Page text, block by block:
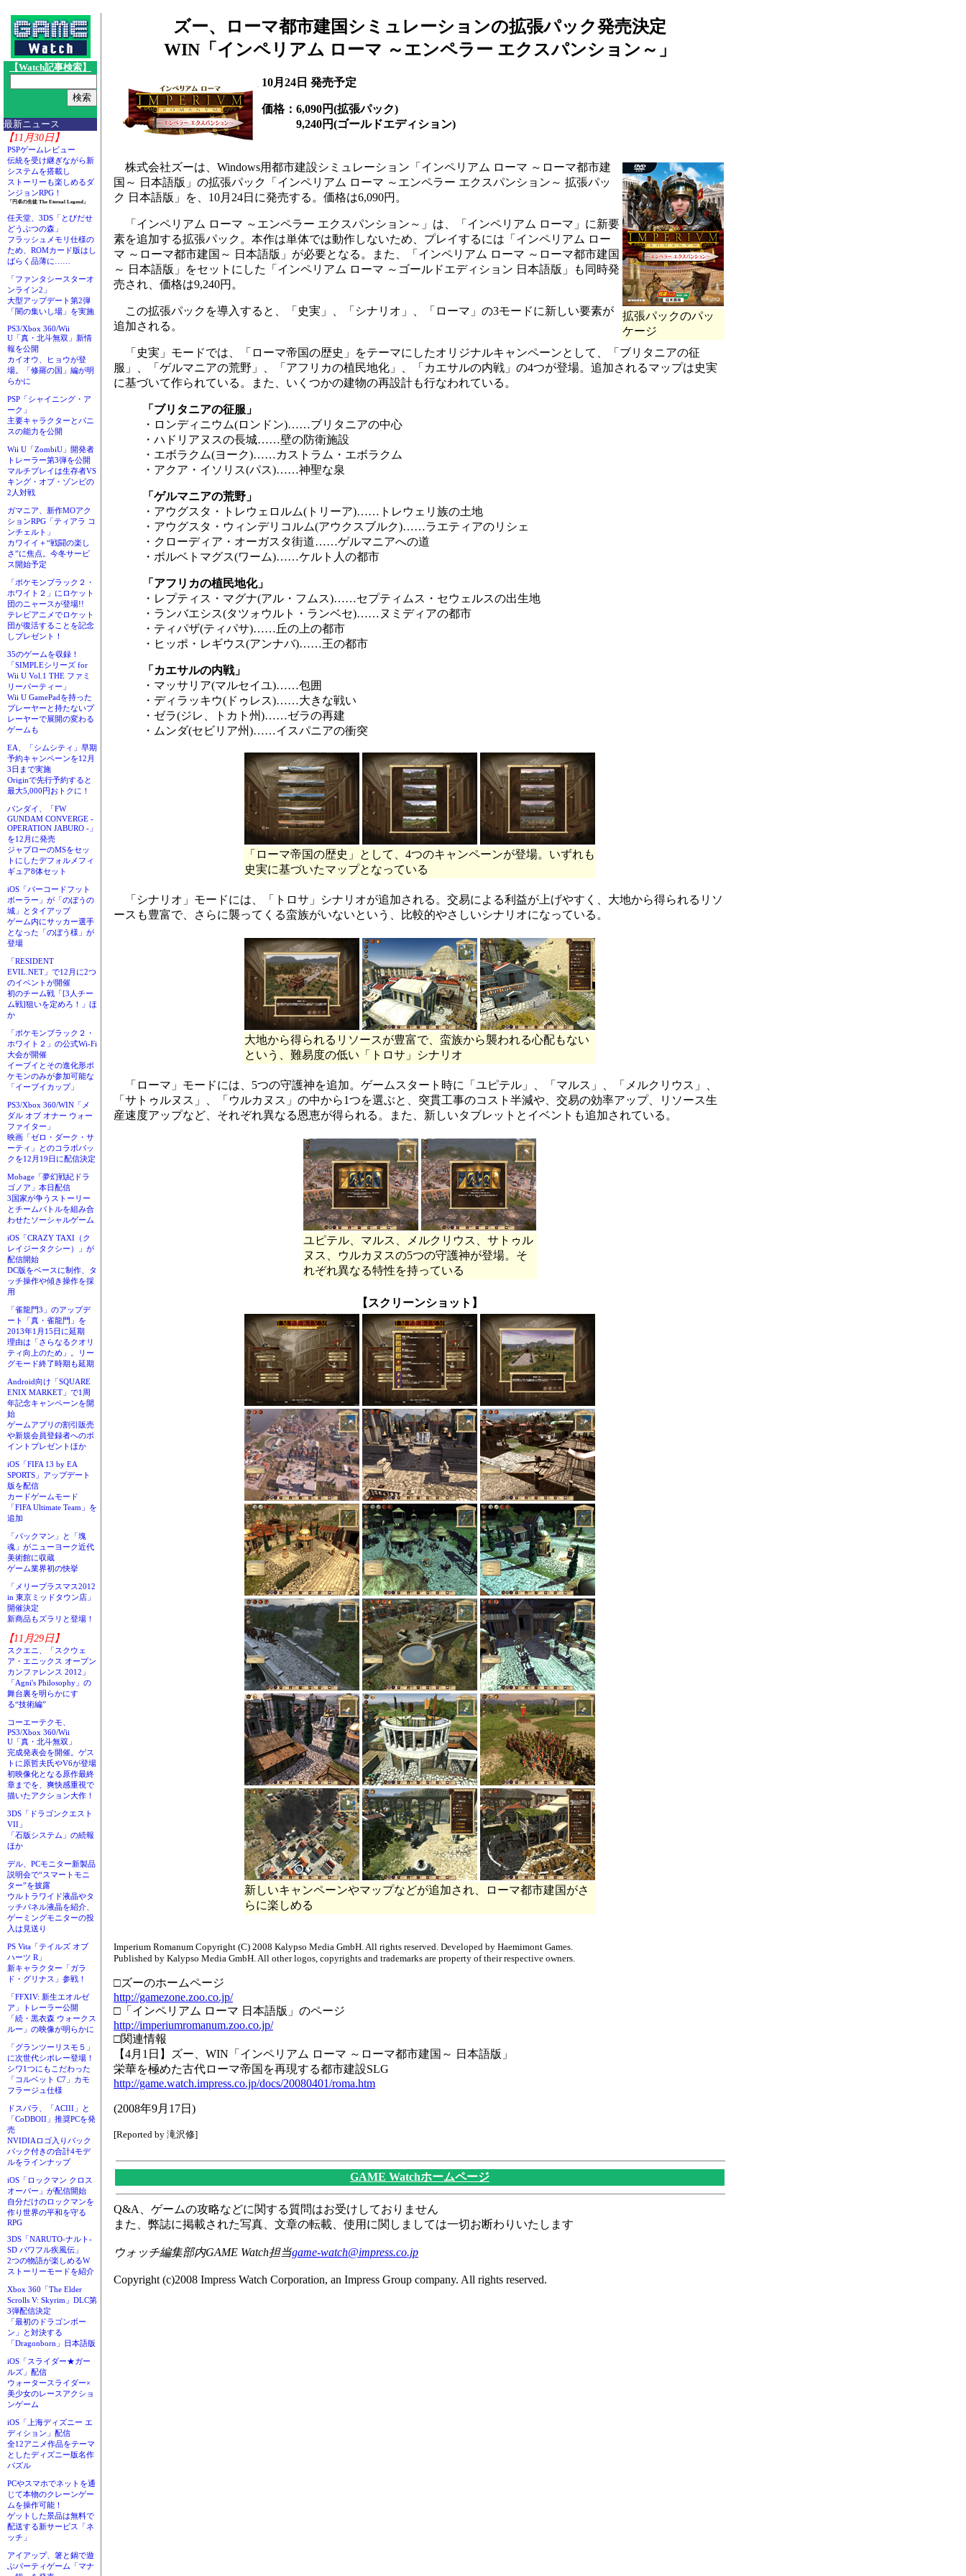
【Watch記事検索】
最新ニュース
【11月30日】
PSPゲームレビュー
伝統を受け継ぎながら新
システムを搭載し
ストーリーも楽しめるダ
ンジョンRPG！
「円卓の生徒 The Eternal Legend」
任天堂、3DS「とびだせ
どうぶつの森」
フラッシュメモリ仕様の
ため、ROMカード版はし
ばらく品薄に……
「ファンタシースターオ
ンライン2」
大型アップデート第2弾
「闇の集いし場」を実施
PS3/Xbox 360/Wii
U「真・北斗無双」新情
報を公開
カイオウ、ヒョウが登
場。「修羅の国」編が明
らかに
PSP「シャイニング・ア
ーク」
主要キャラクターとパニ
スの能力を公開
Wii U「ZombiU」開発者
トレーラー第3弾を公開
マルチプレイは生存者VS
キング・オブ・ゾンビの
2人対戦
ガマニア、新作MOアク
ションRPG「ティアラ コ
ンチェルト」
カワイイ＋“戦闘の楽し
さ”に焦点。今冬サービ
ス開始予定
「ポケモンブラック２・
ホワイト２」にロケット
団のニャースが登場!!
テレビアニメでロケット
団が復活することを記念
しプレゼント！
35のゲームを収録！
「SIMPLEシリーズ for
Wii U Vol.1 THE ファミ
リーパーティー」
Wii U GamePadを持った
プレーヤーと持たないプ
レーヤーで展開の変わる
ゲームも
EA、「シムシティ」早期
予約キャンペーンを12月
3日まで実施
Originで先行予約すると
最大5,000円おトクに！
バンダイ、「FW
GUNDAM CONVERGE -
OPERATION JABURO -」
を12月に発売
ジャブローのMSをセッ
トにしたデフォルメフィ
ギュア8体セット
iOS「バーコードフット
ボーラー」が「のぼうの
城」とタイアップ
ゲーム内にサッカー選手
となった「のぼう様」が
登場
「RESIDENT
EVIL.NET」で12月に2つ
のイベントが開催
初のチーム戦「[3人チー
ム戦]狙いを定めろ！」ほ
か
「ポケモンブラック２・
ホワイト２」の公式Wi-Fi
大会が開催
イーブイとその進化形ポ
ケモンのみが参加可能な
「イーブイカップ」
PS3/Xbox 360/WIN「メ
ダル オブ オナー ウォー
ファイター」
映画「ゼロ・ダーク・サ
ーティ」とのコラボパッ
クを12月19日に配信決定
Mobage「夢幻戦紀ドラ
ゴノア」本日配信
3国家が争うストーリー
とチームバトルを組み合
わせたソーシャルゲーム
iOS「CRAZY TAXI（ク
レイジータクシー）」が
配信開始
DC版をベースに制作、タ
ッチ操作や傾き操作を採
用
「雀龍門3」のアップデ
ート「真・雀龍門」を
2013年1月15日に延期
理由は「さらなるクオリ
ティ向上のため」。リー
グモード終了時期も延期
Android向け「SQUARE
ENIX MARKET」で1周
年記念キャンペーンを開
始
ゲームアプリの割引販売
や新規会員登録者へのポ
イントプレゼントほか
iOS「FIFA 13 by EA
SPORTS」アップデート
版を配信
カードゲームモード
「FIFA Ultimate Team」を
追加
「パックマン」と「塊
魂」がニューヨーク近代
美術館に収蔵
ゲーム業界初の快挙
「メリープラスマス2012
in 東京ミッドタウン店」
開催決定
新商品もズラリと登場！
【11月29日】
スクエニ、「スクウェ
ア・エニックス オープン
カンファレンス 2012」
「Agni's Philosophy」の
舞台裏を明らかにす
る“技術編”
コーエーテクモ、
PS3/Xbox 360/Wii
U「真・北斗無双」
完成発表会を開催。ゲス
トに原哲夫氏やV6が登場
初映像化となる原作最終
章までを、爽快感重視で
描いたアクション大作！
3DS「ドラゴンクエスト
VII」
「石版システム」の続報
ほか
デル、PCモニター新製品
説明会で“スマートモニ
ター”を披露
ウルトラワイド液晶やタ
ッチパネル液晶を紹介、
ゲーミングモニターの投
入は見送り
PS Vita「テイルズ オブ
ハーツ R」
新キャラクター「ガラ
ド・グリナス」参戦！
「FFXIV: 新生エオルゼ
ア」トレーラー公開
「続・黒衣森 ウォークス
ルー」の映像が明らかに
「グランツーリスモ５」
に次世代シボレー登場！
シワ1つにもこだわった
「コルベット C7」カモ
フラージュ仕様
ドスパラ、「ACIII」と
「CoDBOII」推奨PCを発
売
NVIDIAロゴ入りバック
パック付きの合計4モデ
ルをラインナップ
iOS「ロックマン クロス
オーバー」が配信開始
自分だけのロックマンを
作り世界の平和を守る
RPG
3DS「NARUTO-ナルト-
SD パワフル疾風伝」
2つの物語が楽しめるW
ストーリーモードを紹介
Xbox 360「The Elder
Scrolls V: Skyrim」DLC第
3弾配信決定
「最初のドラゴンボー
ン」と対決する
「Dragonborn」日本語版
iOS「スライダー★ガー
ルズ」配信
ウォータースライダー×
美少女のレースアクショ
ンゲーム
iOS「上海ディズニー エ
ディション」配信
全12アニメ作品をテーマ
としたディズニー版名作
パズル
PCやスマホでネットを通
じて本物のクレーンゲー
ムを操作可能！
ゲットした景品は無料で
配送する新サービス「ネ
ッチ」
アイアップ、箸と鍋で遊
ぶパーティゲーム「マナ
ズー、ローマ都市建国シミュレーションの拡張パック発売決定
WIN「インペリアム ローマ ～エンペラー エクスパンション～」
10月24日 発売予定
価格：6,090円(拡張パック)
9,240円(ゴールドエディション)
拡張パックのパッ
ケージ
株式会社ズーは、Windows用都市建設シミュレーション「インペリアム ローマ ～ローマ都市建
国～ 日本語版」の拡張パック「インペリアム ローマ ～エンペラー エクスパンション～ 拡張パッ
ク 日本語版」を、10月24日に発売する。価格は6,090円。
「インペリアム ローマ ～エンペラー エクスパンション～」は、「インペリアム ローマ」に新要
素を追加する拡張パック。本作は単体では動作しないため、プレイするには「インペリアム ロー
マ ～ローマ都市建国～ 日本語版」が必要となる。また、「インペリアム ローマ ～ローマ都市建国
～ 日本語版」をセットにした「インペリアム ローマ ～ゴールドエディション 日本語版」も同時発
売され、価格は9,240円。
この拡張パックを導入すると、「史実」、「シナリオ」、「ローマ」の3モードに新しい要素が
追加される。
「史実」モードでは、「ローマ帝国の歴史」をテーマにしたオリジナルキャンペーンとして、「ブリタニアの征
服」、「ゲルマニアの荒野」、「アフリカの植民地化」、「カエサルの内戦」の4つが登場。追加されるマップは史実
に基づいて作られている。また、いくつかの建物の再設計も行なわれている。
「ブリタニアの征服」
・ロンディニウム(ロンドン)……ブリタニアの中心
・ハドリアヌスの長城……壁の防衛施設
・エボラクム(ヨーク)……カストラム・エボラクム
・アクア・イソリス(パス)……神聖な泉
「ゲルマニアの荒野」
・アウグスタ・トレウェロルム(トリーア)……トレウェリ族の土地
・アウグスタ・ウィンデリコルム(アウクスブルク)……ラエティアのリシェ
・クローディア・オーガスタ街道……ゲルマニアへの道
・ボルベトマグス(ワーム)……ケルト人の都市
「アフリカの植民地化」
・レプティス・マグナ(アル・フムス)……セプティムス・セウェルスの出生地
・ランバエシス(タツォウルト・ランベセ)……ヌミディアの都市
・ティパザ(ティパサ)……丘の上の都市
・ヒッポ・レギウス(アンナバ)……王の都市
「カエサルの内戦」
・マッサリア(マルセイユ)……包囲
・ディラッキウ(ドゥレス)……大きな戦い
・ゼラ(ジレ、トカト州)……ゼラの再建
・ムンダ(セビリア州)……イスパニアの衝突
「ローマ帝国の歴史」として、4つのキャンペーンが登場。いずれも
史実に基づいたマップとなっている
「シナリオ」モードには、「トロサ」シナリオが追加される。交易による利益が上げやすく、大地から得られるリソ
ースも豊富で、さらに襲ってくる蛮族がいないという、比較的やさしいシナリオになっている。
大地から得られるリソースが豊富で、蛮族から襲われる心配もない
という、難易度の低い「トロサ」シナリオ
「ローマ」モードには、5つの守護神を追加。ゲームスタート時に「ユピテル」、「マルス」、「メルクリウス」、
「サトゥルヌス」、「ウルカヌス」の中から1つを選ぶと、突貫工事のコスト半減や、交易の効率アップ、リソース生
産速度アップなど、それぞれ異なる恩恵が得られる。また、新しいタブレットとイベントも追加されている。
ユピテル、マルス、メルクリウス、サトゥル
ヌス、ウルカヌスの5つの守護神が登場。そ
れぞれ異なる特性を持っている
【スクリーンショット】
新しいキャンペーンやマップなどが追加され、ローマ都市建国がさ
らに楽しめる
Imperium Romanum Copyright (C) 2008 Kalypso Media GmbH. All rights reserved. Developed by Haemimont Games.
Published by Kalypso Media GmbH. All other logos, copyrights and trademarks are property of their respective owners.
□ズーのホームページ
http://gamezone.zoo.co.jp/
□「インペリアム ローマ 日本語版」のページ
http://imperiumromanum.zoo.co.jp/
□関連情報
【4月1日】ズー、WIN「インペリアム ローマ ～ローマ都市建国～ 日本語版」
栄華を極めた古代ローマ帝国を再現する都市建設SLG
http://game.watch.impress.co.jp/docs/20080401/roma.htm
(2008年9月17日)
[Reported by 滝沢修]
GAME Watchホームページ
Q&A、ゲームの攻略などに関する質問はお受けしておりません
また、弊誌に掲載された写真、文章の転載、使用に関しましては一切お断わりいたします
ウォッチ編集部内GAME Watch担当game-watch@impress.co.jp
Copyright (c)2008 Impress Watch Corporation, an Impress Group company. All rights reserved.